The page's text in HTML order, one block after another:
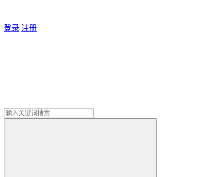
登录 注册